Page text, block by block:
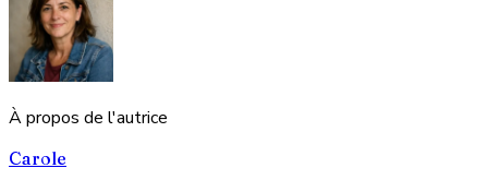
À propos de l'autrice
Carole